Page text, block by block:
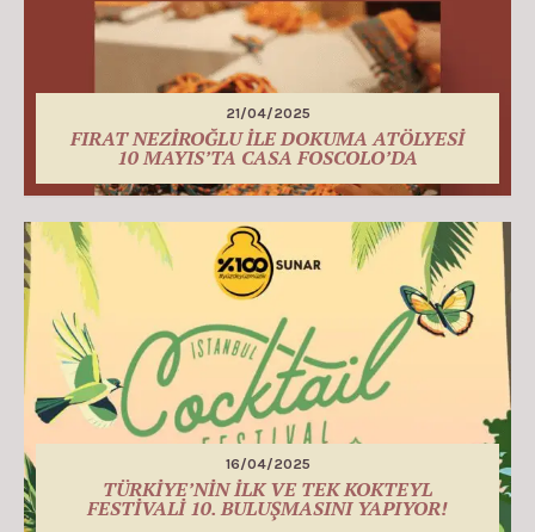
21/04/2025
FIRAT NEZİROĞLU İLE DOKUMA ATÖLYESİ
10 MAYIS’TA CASA FOSCOLO’DA
16/04/2025
TÜRKİYE’NİN İLK VE TEK KOKTEYL
FESTİVALİ 10. BULUŞMASINI YAPIYOR!